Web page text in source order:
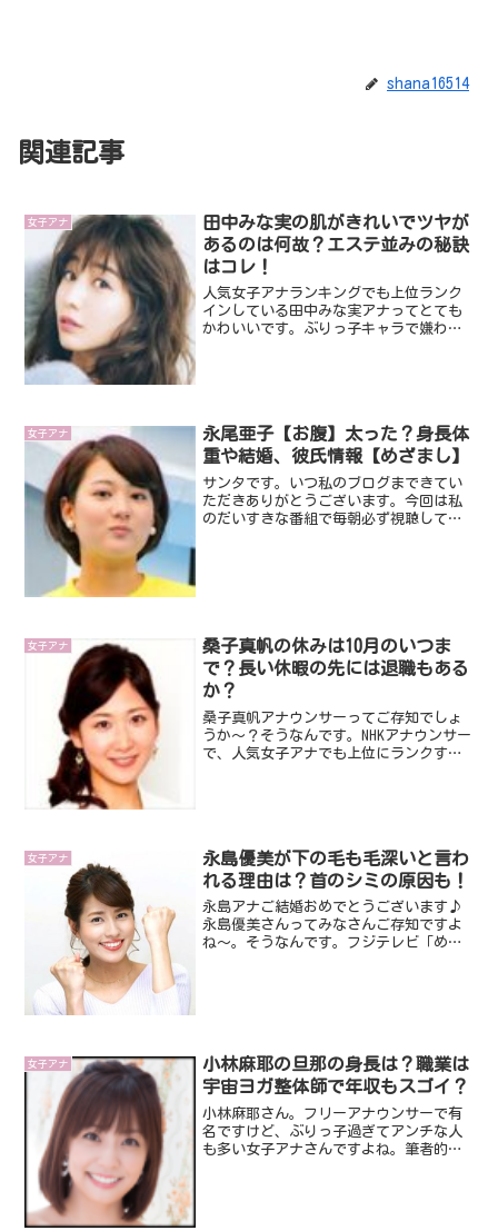
shana16514
関連記事
女子アナ
田中みな実の肌がきれいでツヤが
あるのは何故？エステ並みの秘訣
はコレ！
人気女子アナランキングでも上位ランク
インしている田中みな実アナってとても
かわいいです。ぶりっ子キャラで嫌われ
女子アナ
永尾亜子【お腹】太った？身長体
重や結婚、彼氏情報【めざまし】
サンタです。いつ私のブログまできてい
ただきありがとうございます。今回は私
のだいすきな番組で毎朝必ず視聴してい
女子アナ
桑子真帆の休みは10月のいつま
で？長い休暇の先には退職もある
か？
桑子真帆アナウンサーってご存知でしょ
うか～？そうなんです。NHKアナウンサー
で、人気女子アナでも上位にランクする
女子アナ
永島優美が下の毛も毛深いと言わ
れる理由は？首のシミの原因も！
永島アナご結婚おめでとうございます♪
永島優美さんってみなさんご存知ですよ
ね～。そうなんです。フジテレビ「めざ
女子アナ
小林麻耶の旦那の身長は？職業は
宇宙ヨガ整体師で年収もスゴイ？
小林麻耶さん。フリーアナウンサーで有
名ですけど、ぶりっ子過ぎてアンチな人
も多い女子アナさんですよね。筆者的に